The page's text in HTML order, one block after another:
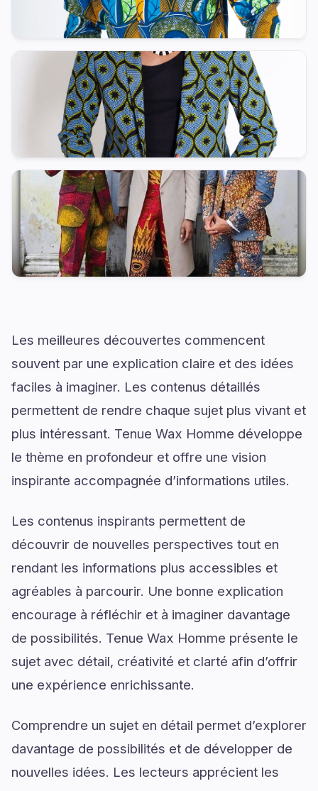
Les meilleures découvertes commencent
souvent par une explication claire et des idées
faciles à imaginer. Les contenus détaillés
permettent de rendre chaque sujet plus vivant et
plus intéressant. Tenue Wax Homme développe
le thème en profondeur et offre une vision
inspirante accompagnée d’informations utiles.
Les contenus inspirants permettent de
découvrir de nouvelles perspectives tout en
rendant les informations plus accessibles et
agréables à parcourir. Une bonne explication
encourage à réfléchir et à imaginer davantage
de possibilités. Tenue Wax Homme présente le
sujet avec détail, créativité et clarté afin d’offrir
une expérience enrichissante.
Comprendre un sujet en détail permet d’explorer
davantage de possibilités et de développer de
nouvelles idées. Les lecteurs apprécient les